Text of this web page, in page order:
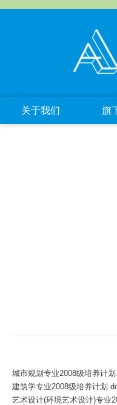
关于我们 旗
城市规划专业2008级培养计
建筑学专业2008级培养计划
艺术设计(环境艺术设计)专业